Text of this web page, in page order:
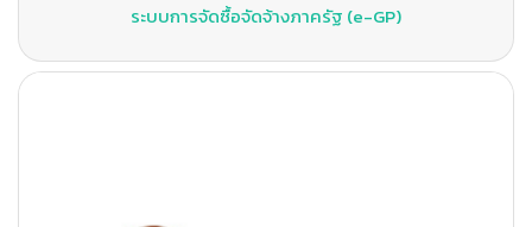
ระบบการจัดซื้อจัดจ้างภาครัฐ (e-GP)